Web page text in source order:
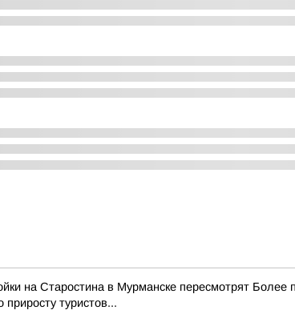
на Старостина в Мурманске пересмотрят
туристов...